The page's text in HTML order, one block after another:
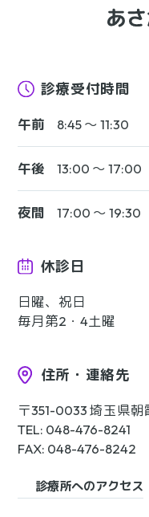
診療受付時間
午前 8:45 〜 11:30
午後 13:00 〜 17:00
夜間 17:00 〜 19:30
休診日
日曜、祝日
毎月第2・4土曜
住所・連絡先
〒351-0033 埼玉県
TEL: 048-476-8241
FAX: 048-476-8242
診療所へのアクセス